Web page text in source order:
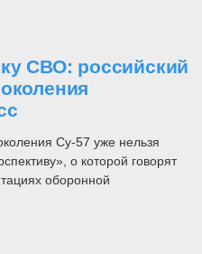
СВО: российский
Су-57 уже нельзя
о которой говорят
оборонной